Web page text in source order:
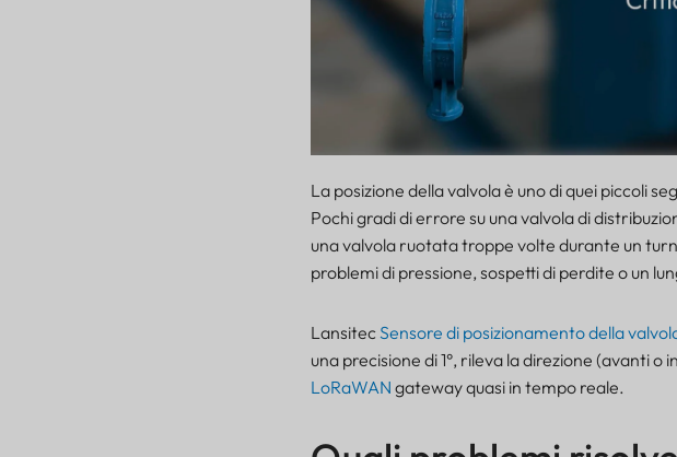
La posizione della valvola è uno di quei piccoli
Pochi gradi di errore su una valvola di
una valvola ruotata troppe volte durante un
problemi di pressione, sospetti di perdite o un
LansitecSensore di posizionamento della
una precisione di 1°, rileva la direzione (avanti
LoRaWAN gateway quasi in tempo reale.